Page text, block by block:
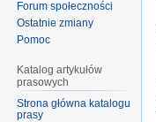
Forum społeczności
Ostatnie zmiany
Pomoc
Katalog artykułów
prasowych
Strona główna katalogu
prasy